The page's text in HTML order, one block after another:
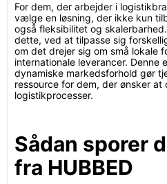
For dem, der arbejder i
vælge en løsning, der ikke kun
også fleksibilitet og
dette, ved at tilpasse sig
om det drejer sig om små lokale
internationale leverancer. Denne
dynamiske markedsforhold gør
ressource for dem, der ønsker at
logistikprocesser.
Sådan sporer
fra HUBBED